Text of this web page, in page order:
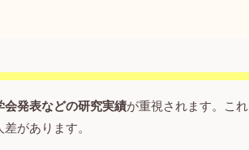
発表などの研究実績が重視されます。これ
があります。